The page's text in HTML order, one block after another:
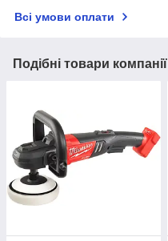
Всі умови оплати
Подібні товари компанії